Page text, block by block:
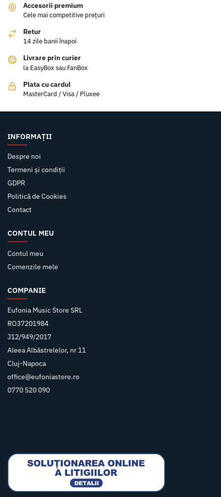
Accesorii premium
Cele mai competitive prețuri
Retur
14 zile banii înapoi
Livrare prin curier
la EasyBox sau FanBox
Plata cu cardul
MasterCard / Visa / Pluxee
INFORMAȚII
Despre noi
Termeni și condiții
GDPR
Politică de Cookies
Contact
CONTUL MEU
Contul meu
Comenzile mele
COMPANIE
Eufonia Music Store SRL
RO37201984
J12/949/2017
Aleea Albăstrelelor, nr 11
Cluj-Napoca
office@eufoniastore.ro
0770 520 090